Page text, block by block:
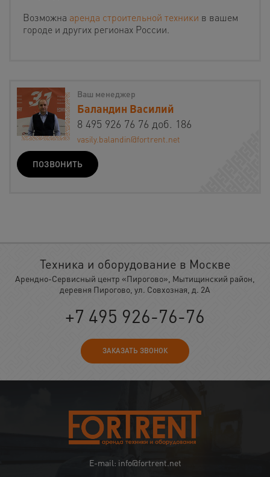
Возможна аренда строительной техники в вашем
городе и других регионах России.
Ваш менеджер
Баландин Василий
8 495 926 76 76 доб. 186
vasily.balandin@fortrent.net
ПОЗВОНИТЬ
Техника и оборудование в Москве
Арендно-Сервисный центр «Пирогово», Мытищинский район,
деревня Пирогово, ул. Совхозная, д. 2А
+7 495 926-76-76
ЗАКАЗАТЬ ЗВОНОК
E-mail: info@fortrent.net